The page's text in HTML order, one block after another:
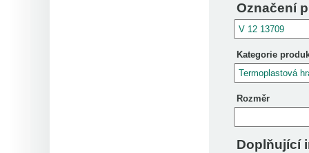
Označení
Kategorie
Rozměr
Doplňující